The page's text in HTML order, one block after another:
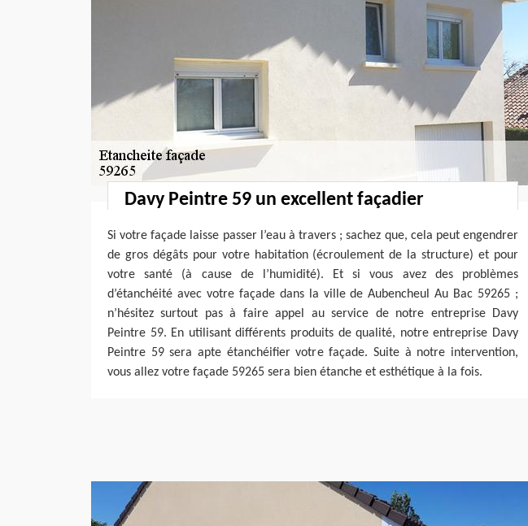
Davy Peintre 59 un excellent façadier
Si votre façade laisse passer l’eau à travers ; sachez que, cela peut engendrer
de gros dégâts pour votre habitation (écroulement de la structure) et pour
votre santé (à cause de l’humidité). Et si vous avez des problèmes
d’étanchéité avec votre façade dans la ville de Aubencheul Au Bac 59265 ;
n’hésitez surtout pas à faire appel au service de notre entreprise Davy
Peintre 59. En utilisant différents produits de qualité, notre entreprise Davy
Peintre 59 sera apte étanchéifier votre façade. Suite à notre intervention,
vous allez votre façade 59265 sera bien étanche et esthétique à la fois.